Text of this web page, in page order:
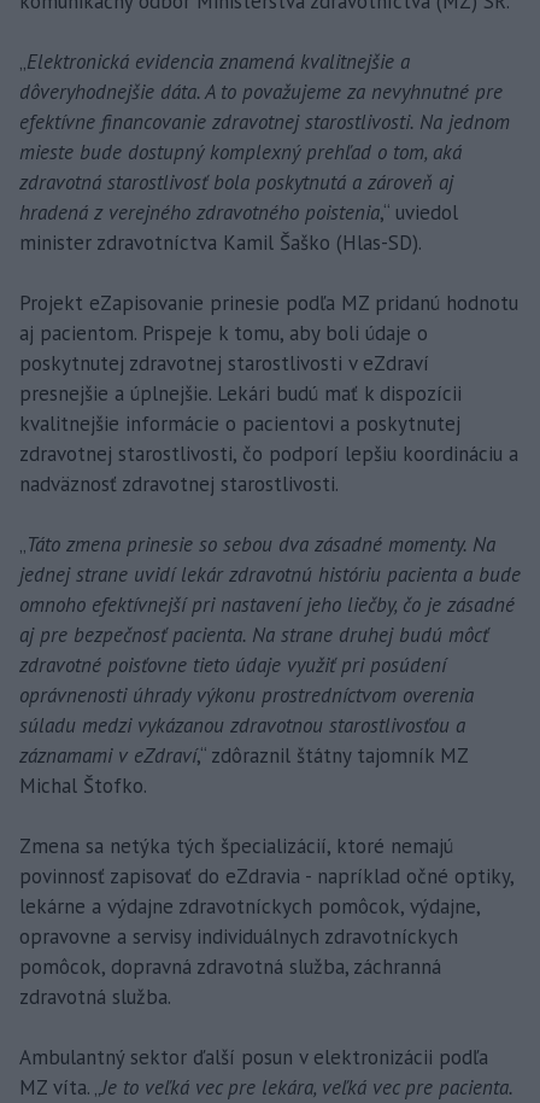
„Elektronická evidencia znamená kvalitnejšie a
dôveryhodnejšie dáta. A to považujeme za nevyhnutné pre
efektívne financovanie zdravotnej starostlivosti. Na jednom
mieste bude dostupný komplexný prehľad o tom, aká
zdravotná starostlivosť bola poskytnutá a zároveň aj
hradená z verejného zdravotného poistenia,“ uviedol
minister zdravotníctva Kamil Šaško (Hlas-SD).
Projekt eZapisovanie prinesie podľa MZ pridanú hodnotu
aj pacientom. Prispeje k tomu, aby boli údaje o
poskytnutej zdravotnej starostlivosti v eZdraví
presnejšie a úplnejšie. Lekári budú mať k dispozícii
kvalitnejšie informácie o pacientovi a poskytnutej
zdravotnej starostlivosti, čo podporí lepšiu koordináciu a
nadväznosť zdravotnej starostlivosti.
„Táto zmena prinesie so sebou dva zásadné momenty. Na
jednej strane uvidí lekár zdravotnú históriu pacienta a bude
omnoho efektívnejší pri nastavení jeho liečby, čo je zásadné
aj pre bezpečnosť pacienta. Na strane druhej budú môcť
zdravotné poisťovne tieto údaje využiť pri posúdení
oprávnenosti úhrady výkonu prostredníctvom overenia
súladu medzi vykázanou zdravotnou starostlivosťou a
záznamami v eZdraví,“ zdôraznil štátny tajomník MZ
Michal Štofko.
Zmena sa netýka tých špecializácií, ktoré nemajú
povinnosť zapisovať do eZdravia - napríklad očné optiky,
lekárne a výdajne zdravotníckych pomôcok, výdajne,
opravovne a servisy individuálnych zdravotníckych
pomôcok, dopravná zdravotná služba, záchranná
zdravotná služba.
Ambulantný sektor ďalší posun v elektronizácii podľa
MZ víta. „Je to veľká vec pre lekára, veľká vec pre pacienta.